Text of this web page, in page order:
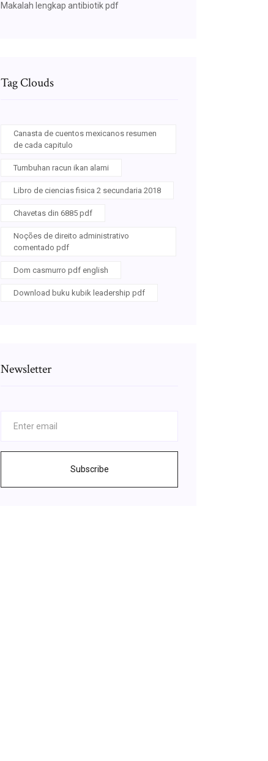
Makalah lengkap antibiotik pdf
Tag Clouds
Canasta de cuentos mexicanos resumen
de cada capitulo
Tumbuhan racun ikan alami
Libro de ciencias fisica 2 secundaria 2018
Chavetas din 6885 pdf
Noções de direito administrativo
comentado pdf
Dom casmurro pdf english
Download buku kubik leadership pdf
Newsletter
Subscribe